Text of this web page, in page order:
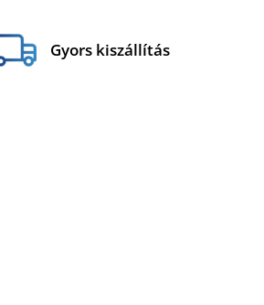
Gyors kiszállítás